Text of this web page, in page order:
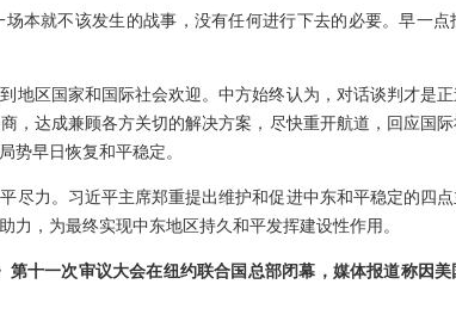
本就不该发生的战事，没有任何进行下去的必要。早一
地区国家和国际社会欢迎。中方始终认为，对话谈判才是
，达成兼顾各方关切的解决方案，尽快重开航道，回应国
势早日恢复和平稳定。
尽力。习近平主席郑重提出维护和促进中东和平稳定的四
，为最终实现中东地区持久和平发挥建设性作用。
第十一次审议大会在纽约联合国总部闭幕，媒体报道称因